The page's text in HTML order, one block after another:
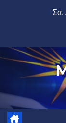
Σα.